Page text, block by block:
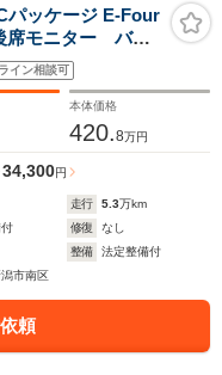
ッケージ E-Four
モニター バッ
テム レーダー
シートエアコ
ナーセンサー
イン相談可
本体価格
420.8万円
34,300円
走行 5.3万km
修復
なし
整備
法定整備付
市南区
頼